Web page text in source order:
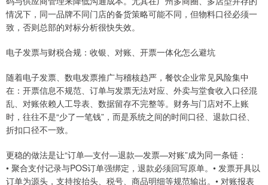
情况下，同一品牌不同门店的备货策略可能不同，但物料口径必须一
致，否则总部的对标分析很快失效。
电子发票与财税合规：收银、对账、开票一体化怎么避坑
随着电子发票、数电发票推广与稽核趋严，餐饮企业常见风险集中
在：开票信息不规范、订单与发票无法对应、外卖与堂食收入口径混
乱、对账依赖人工导表、数据留存不完整等。财务与门店对不上账
时，往往不是“少了一笔钱”，而是系统之间的时间口径、退款口径、
折扣口径不一致。
更稳的做法是让“订单—支付—退款—发票—对账”成为同一条链：
• 聚合支付记录与POS订单强绑定，退款必须回写原单。• 发票开具以
订单为源头，支持按抬头、税号、商品明细等规范输出。• 对账报表